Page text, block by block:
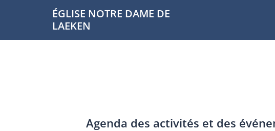
ÉGLISE NOTRE DAME DE
LAEKEN
Agenda des activités et des